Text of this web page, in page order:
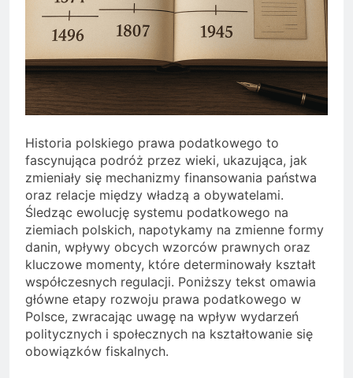
Historia polskiego prawa podatkowego to
fascynująca podróż przez wieki, ukazująca, jak
zmieniały się mechanizmy finansowania państwa
oraz relacje między władzą a obywatelami.
Śledząc ewolucję systemu podatkowego na
ziemiach polskich, napotykamy na zmienne formy
danin, wpływy obcych wzorców prawnych oraz
kluczowe momenty, które determinowały kształt
współczesnych regulacji. Poniższy tekst omawia
główne etapy rozwoju prawa podatkowego w
Polsce, zwracając uwagę na wpływ wydarzeń
politycznych i społecznych na kształtowanie się
obowiązków fiskalnych.